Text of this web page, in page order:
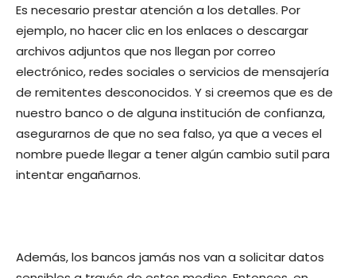
Es necesario prestar atención a los detalles. Por
ejemplo, no hacer clic en los enlaces o descargar
archivos adjuntos que nos llegan por correo
electrónico, redes sociales o servicios de mensajería
de remitentes desconocidos. Y si creemos que es de
nuestro banco o de alguna institución de confianza,
asegurarnos de que no sea falso, ya que a veces el
nombre puede llegar a tener algún cambio sutil para
intentar engañarnos.
Además, los bancos jamás nos van a solicitar datos